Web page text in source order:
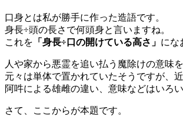
口身とは私が勝手に作った造語です。
身長÷頭の長さで何頭身と言いますね。
これを 「身長÷口の開けている高さ」 にな
人や家から悪霊を追い払う魔除けの意味
元々は単体で置かれていたそうですが、
阿吽による雄雌の違い、意味などはいろ
さて、ここからが本題です。